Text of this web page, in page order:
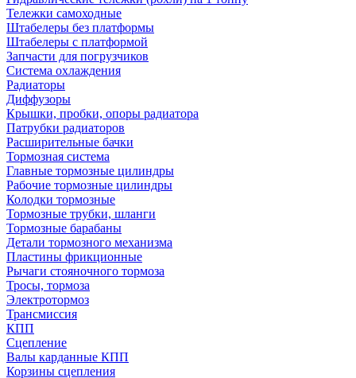
Тележки самоходные
Штабелеры без платформы
Штабелеры с платформой
Запчасти для погрузчиков
Система охлаждения
Радиаторы
Диффузоры
Крышки, пробки, опоры радиатора
Патрубки радиаторов
Расширительные бачки
Тормозная система
Главные тормозные цилиндры
Рабочие тормозные цилиндры
Колодки тормозные
Тормозные трубки, шланги
Тормозные барабаны
Детали тормозного механизма
Пластины фрикционные
Рычаги стояночного тормоза
Тросы, тормоза
Электротормоз
Трансмиссия
КПП
Сцепление
Валы карданные КПП
Корзины сцепления